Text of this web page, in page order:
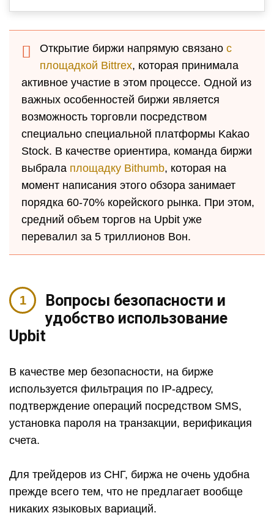
Открытие биржи напрямую связано с
площадкой Bittrex, которая принимала
активное участие в этом процессе. Одной из
важных особенностей биржи является
возможность торговли посредством
специально специальной платформы Kakao
Stock. В качестве ориентира, команда биржи
выбрала площадку Bithumb, которая на
момент написания этого обзора занимает
порядка 60-70% корейского рынка. При этом,
средний объем торгов на Upbit уже
перевалил за 5 триллионов Вон.
Вопросы безопасности и
удобство использование
Upbit
В качестве мер безопасности, на бирже
используется фильтрация по IP-адресу,
подтверждение операций посредством SMS,
установка пароля на транзакции, верификация
счета.
Для трейдеров из СНГ, биржа не очень удобна
прежде всего тем, что не предлагает вообще
никаких языковых вариаций.